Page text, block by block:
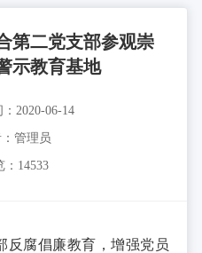
第二党支部参观崇
示教育基地
2020-06-14
管理员
：14533
腐倡廉教育，增强党员